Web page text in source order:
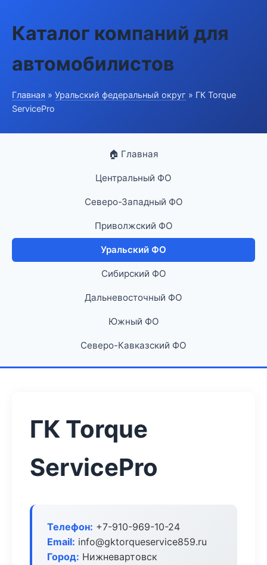
Каталог компаний для
автомобилистов
Главная » Уральский федеральный округ » ГК Torque
ServicePro
🏠 Главная
Центральный ФО
Северо-Западный ФО
Приволжский ФО
Уральский ФО
Сибирский ФО
Дальневосточный ФО
Южный ФО
Северо-Кавказский ФО
ГК Torque
ServicePro
Телефон: +7-910-969-10-24
Email: info@gktorqueservice859.ru
Город: Нижневартовск